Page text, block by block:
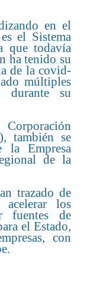
en el
el Sistema
que todavía
ha tenido su
de la covid-
múltiples
durante su
también se
la Empresa
de la
trazado de
los
fuentes de
el Estado,
con